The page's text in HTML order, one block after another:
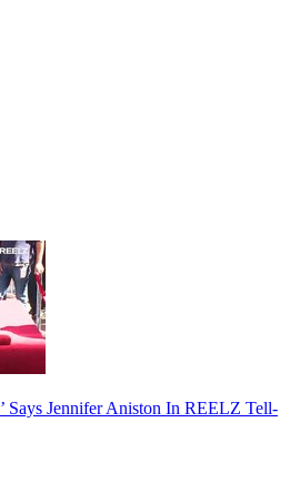
Says Jennifer Aniston In REELZ Tell-